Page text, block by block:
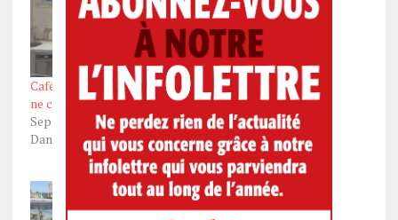
Café Olive, un concept qui
ne cesse d’évoluer
Sep 8, 2023
Dans "Actualités"
La glissoire Terrasse
Dufferin marque ses 140
ans d’histoire
Déc 14, 2024
Dans "Actualités"